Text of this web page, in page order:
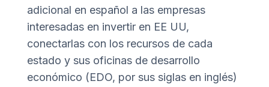
adicional en español a las empresas
interesadas en invertir en EE UU,
conectarlas con los recursos de cada
estado y sus oficinas de desarrollo
económico (EDO, por sus siglas en inglés)